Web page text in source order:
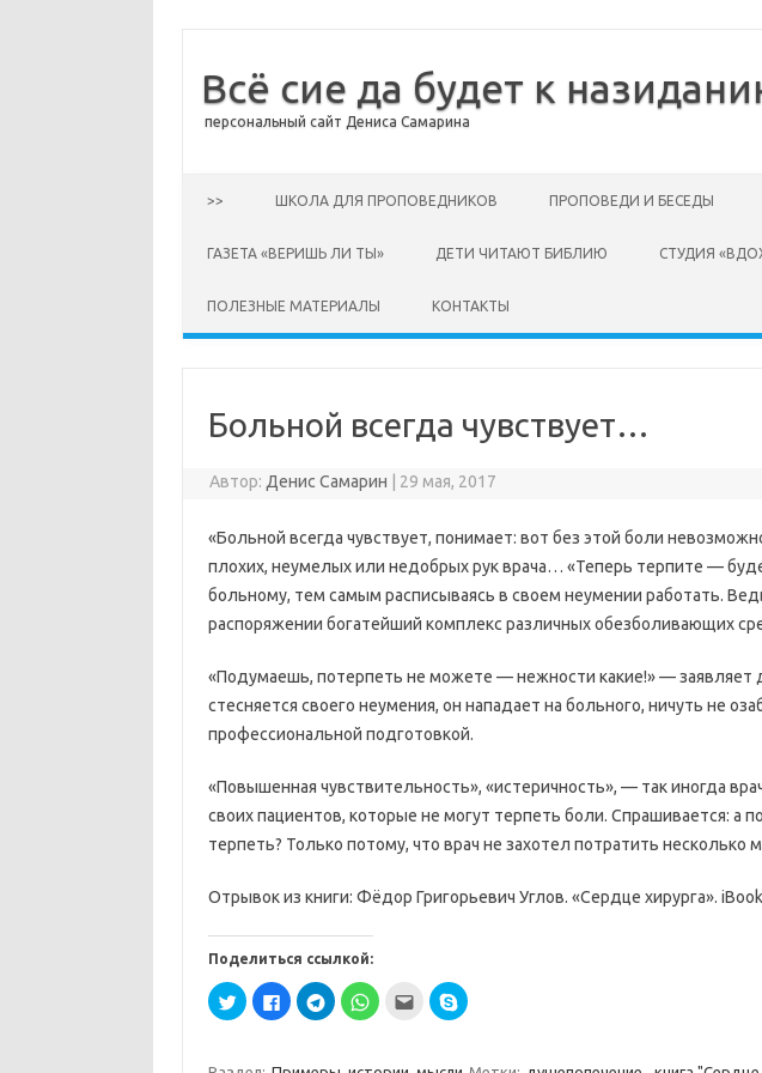
Всё сие да будет к
персональный сайт Дениса Самарина
>> ШКОЛА ДЛЯ ПРОПОВЕДНИКОВ ПРОПОВЕДИ И БЕСЕДЫ
ГАЗЕТА «ВЕРИШЬ ЛИ ТЫ» ДЕТИ ЧИТАЮТ БИБЛИЮ СТУДИЯ
ПОЛЕЗНЫЕ МАТЕРИАЛЫ КОНТАКТЫ
Больной всегда чувствует…
Автор: Денис Самарин 29 мая, 2017
«Больной всегда чувствует, понимает: вот без этой боли
плохих, неумелых или недобрых рук врача… «Теперь терпите —
больному, тем самым расписываясь в своем неумении работать.
распоряжении богатейший комплекс различных обезболивающих
«Подумаешь, потерпеть не можете — нежности какие!» — заявляет
стесняется своего неумения, он нападает на больного, ничуть не
профессиональной подготовкой.
«Повышенная чувствительность», «истеричность», — так иногда
своих пациентов, которые не могут терпеть боли. Спрашивается: а
терпеть? Только потому, что врач не захотел потратить несколько
Отрывок из книги: Фёдор Григорьевич Углов. «Сердце хирурга».
Поделиться ссылкой:
Н
а
т
Н
а
т
Н
а
т
Н
а
т т
Н
а
т